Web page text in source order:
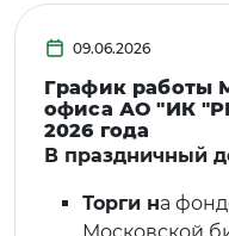
09.06.2026
График работы
офиса АО "ИК
2026 года
В праздничный
Торги на